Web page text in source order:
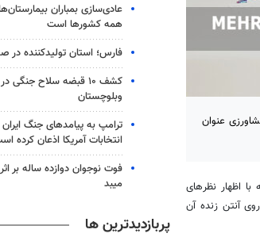
عنوان
با اظهار نظرهای
آنتن زنده آن
عادی‌سازی بمباران
همه کشورها است
فارس؛ استان تولیدکننده در
کشف ۱۰ قبضه سلاح
وبلوچستان
ترامپ به پیامدهای جنگ ایران
انتخابات آمریکا اذعان کرده
فوت نوجوان دوازده ساله بر
میبد
پربازدیدترین ها